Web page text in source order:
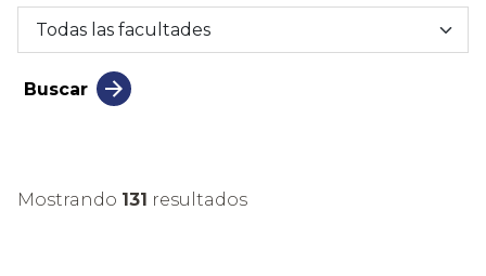
Buscar
Mostrando 131 resultados